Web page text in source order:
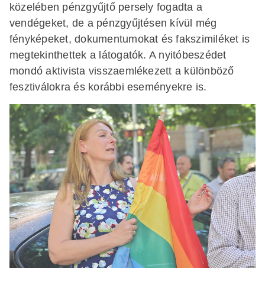
közelében pénzgyűjtő persely fogadta a
vendégeket, de a pénzgyűjtésen kívül még
fényképeket, dokumentumokat és fakszimiléket is
megtekinthettek a látogatók. A nyitóbeszédet
mondó aktivista visszaemlékezett a különböző
fesztiválokra és korábbi eseményekre is.